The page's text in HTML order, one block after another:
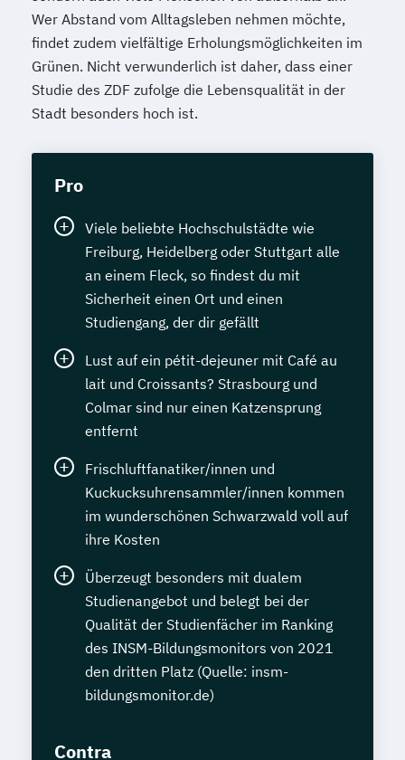
Wer Abstand vom Alltagsleben nehmen möchte,
findet zudem vielfältige Erholungsmöglichkeiten im
Grünen. Nicht verwunderlich ist daher, dass einer
Studie des ZDF zufolge die Lebensqualität in der
Stadt besonders hoch ist.
Pro
Viele beliebte Hochschulstädte wie
Freiburg, Heidelberg oder Stuttgart alle
an einem Fleck, so findest du mit
Sicherheit einen Ort und einen
Studiengang, der dir gefällt
Lust auf ein pétit-dejeuner mit Café au
lait und Croissants? Strasbourg und
Colmar sind nur einen Katzensprung
entfernt
Frischluftfanatiker/innen und
Kuckucksuhrensammler/innen kommen
im wunderschönen Schwarzwald voll auf
ihre Kosten
Überzeugt besonders mit dualem
Studienangebot und belegt bei der
Qualität der Studienfächer im Ranking
des INSM-Bildungsmonitors von 2021
den dritten Platz (Quelle: insm-
bildungsmonitor.de)
Contra